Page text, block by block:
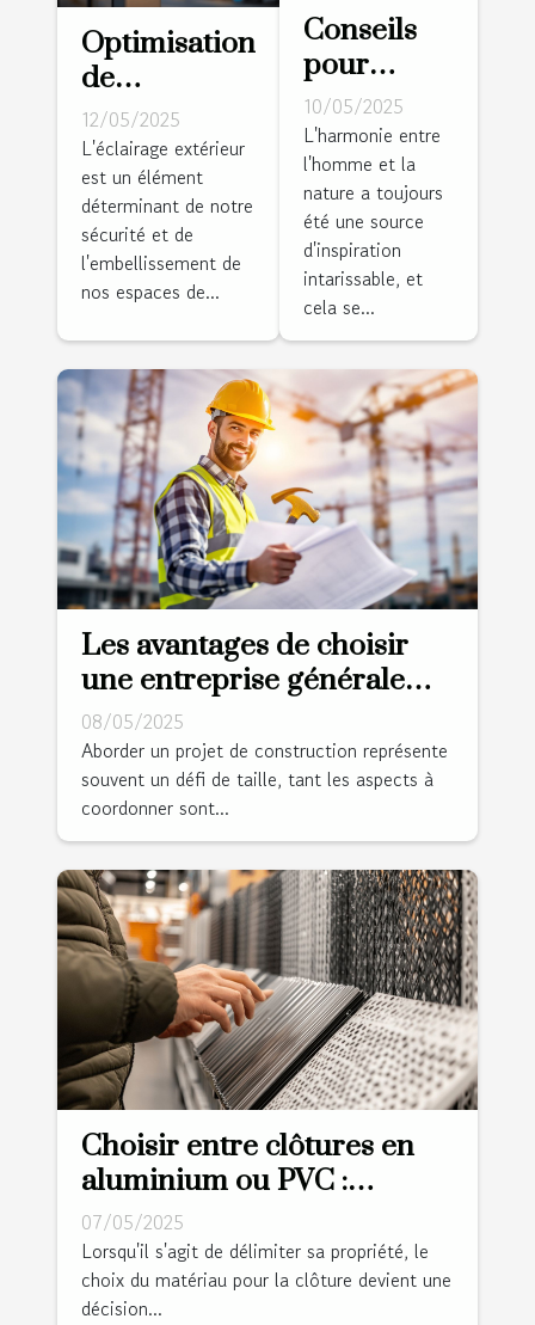
Optimisation
de
l'éclairage
extérieur
pour plus de
sécurité et
d'esthétique
12/05/2025
L'éclairage extérieur
est un élément
déterminant de notre
sécurité et de
l'embellissement de
nos espaces de...
Conseils
pour
intégrer
des
éléments
naturels
dans la
décoration
intérieure
10/05/2025
L'harmonie entre
l'homme et la
nature a toujours
été une source
d'inspiration
intarissable, et
cela se...
Les avantages de choisir
une entreprise générale
pour votre projet de
construction
08/05/2025
Aborder un projet de construction représente
souvent un défi de taille, tant les aspects à
coordonner sont...
Choisir entre clôtures en
aluminium ou PVC :
avantages et considérations
07/05/2025
Lorsqu'il s'agit de délimiter sa propriété, le
choix du matériau pour la clôture devient une
décision...